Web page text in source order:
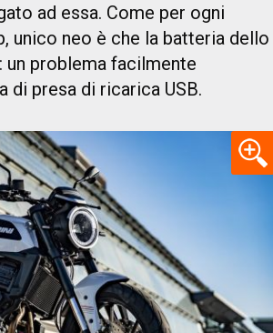
ad essa. Come per ogni
unico neo è che la batteria dello
un problema facilmente
presa di ricarica USB.